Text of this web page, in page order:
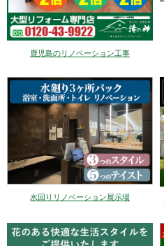
鹿児島のリノベーション工事
水回りリノベーション展示場